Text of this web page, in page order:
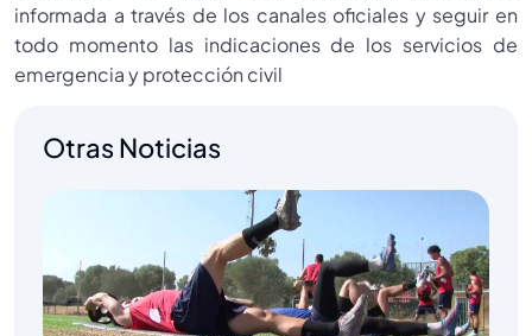
informada a través de los canales oficiales y seguir en
todo momento las indicaciones de los servicios de
emergencia y protección civil
Otras Noticias